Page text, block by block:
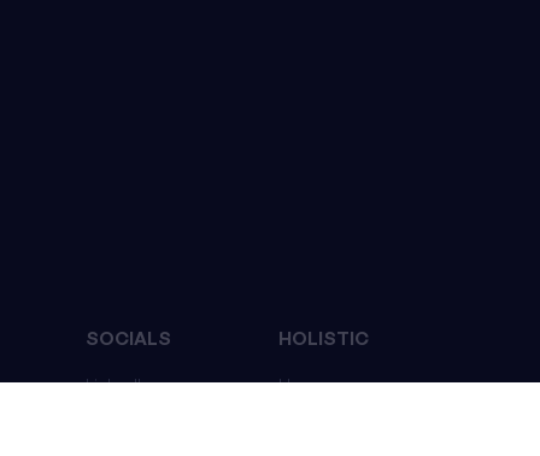
SOCIALS
LinkedIn
HOLISTIC
Homepage